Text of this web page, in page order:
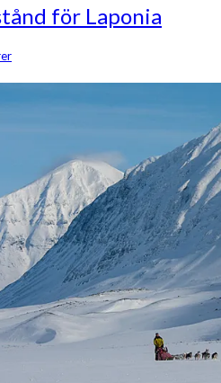
för Laponia